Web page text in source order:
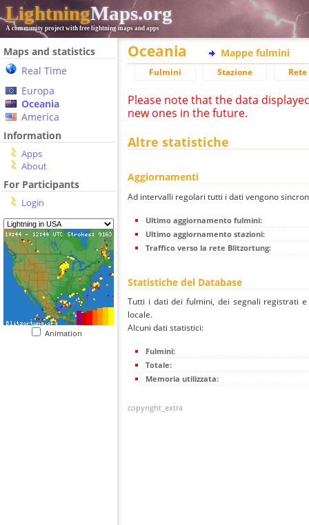
LightningMaps.org
A community project with free lightning maps and apps
Maps and statistics
Real Time
Europa
Oceania
America
Information
Apps
About
For Participants
Login
Animation
Oceania Mappe fulmini
Fulmini Stazione
Please note that the data
new ones in the future.
Altre statistiche
Aggiornamenti
Ad intervalli regolari tutti i dati vengono
Ultimo aggiornamento fulmini:
Ultimo aggiornamento stazioni:
Traffico verso la rete Blitzortung:
Statistiche del Database
Tutti i dati dei fulmini, dei segnali registrati
locale.
Alcuni dati statistici:
Fulmini:
Totale:
Memoria utilizzata:
copyright_extra